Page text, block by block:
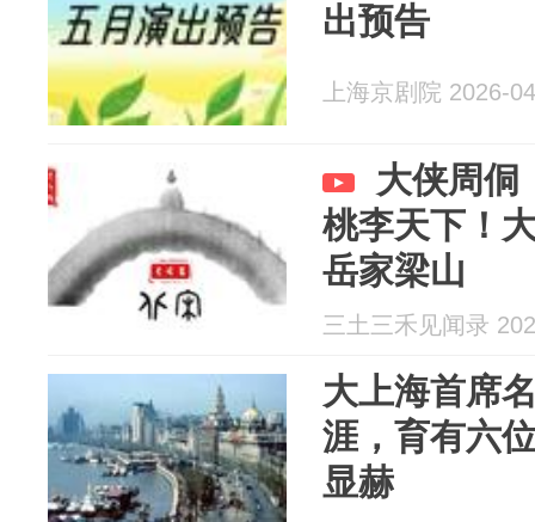
出预告
上海京剧院 2026-
大侠周侗
桃李天下！
岳家梁山
三土三禾见闻录
大上海首席
涯，育有六
显赫